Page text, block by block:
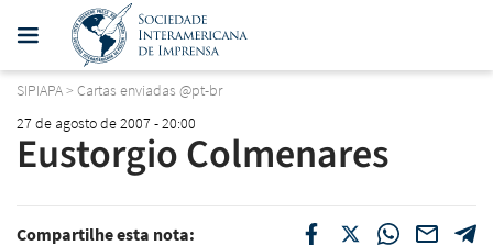
SIPIAPA> Cartas enviadas @pt-br
27 de agosto de 2007 - 20:00
Eustorgio Colmenares
Compartilhe esta nota: